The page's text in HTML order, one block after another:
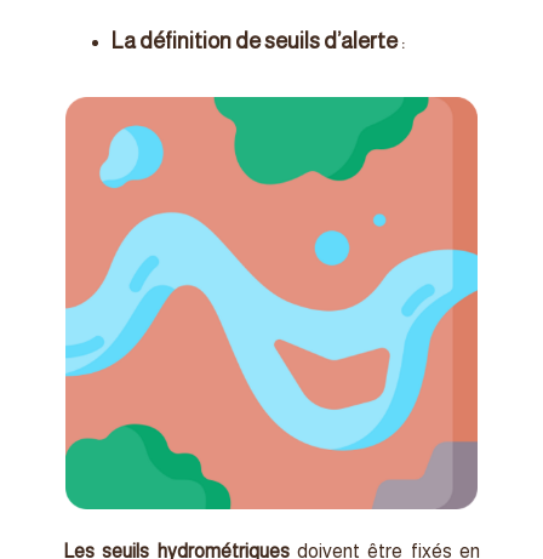
La définition de seuils d’alerte:
Les seuils hydrométriquesdoivent être fixés en